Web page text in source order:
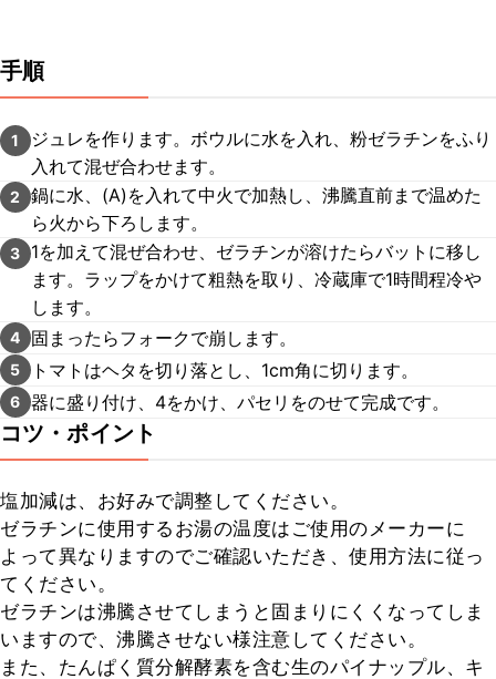
手順
1
ジュレを作ります。ボウルに水を入れ、粉ゼラチンをふり
入れて混ぜ合わせます。
2
鍋に水、(A)を入れて中火で加熱し、沸騰直前まで温めた
ら火から下ろします。
3
1を加えて混ぜ合わせ、ゼラチンが溶けたらバットに移し
ます。ラップをかけて粗熱を取り、冷蔵庫で1時間程冷や
します。
4 固まったらフォークで崩します。
5 トマトはヘタを切り落とし、1cm角に切ります。
6 器に盛り付け、4をかけ、パセリをのせて完成です。
コツ・ポイント
塩加減は、お好みで調整してください。
ゼラチンに使用するお湯の温度はご使用のメーカーに
よって異なりますのでご確認いただき、使用方法に従っ
てください。
ゼラチンは沸騰させてしまうと固まりにくくなってしま
いますので、沸騰させない様注意してください。
また、たんぱく質分解酵素を含む生のパイナップル、キ